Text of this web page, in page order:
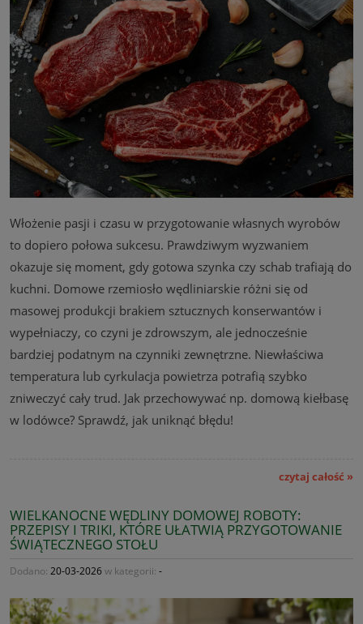
Włożenie pasji i czasu w przygotowanie własnych wyrobów
to dopiero połowa sukcesu. Prawdziwym wyzwaniem
okazuje się moment, gdy gotowa szynka czy schab trafiają do
kuchni. Domowe rzemiosło wędliniarskie różni się od
masowej produkcji brakiem sztucznych konserwantów i
wypełniaczy, co czyni je zdrowszym, ale jednocześnie
bardziej podatnym na czynniki zewnętrzne. Niewłaściwa
temperatura lub cyrkulacja powietrza potrafią szybko
zniweczyć cały trud. Jak przechowywać np. domową kiełbasę
w lodówce? Sprawdź, jak uniknąć błędu!
czytaj całość »
WIELKANOCNE WĘDLINY DOMOWEJ ROBOTY:
PRZEPISY I TRIKI, KTÓRE UŁATWIĄ PRZYGOTOWANIE
ŚWIĄTECZNEGO STOŁU
Dodano: 20-03-2026w kategorii: -